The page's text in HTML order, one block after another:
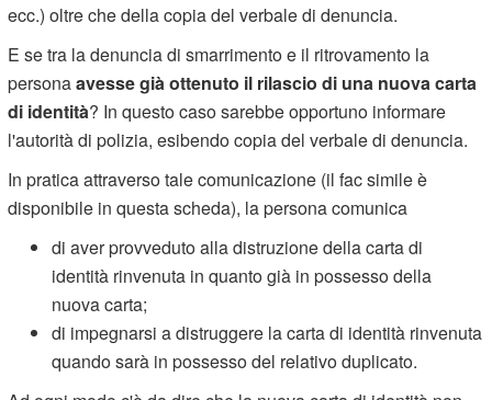
ecc.) oltre che della copia del verbale di denuncia.
E se tra la denuncia di smarrimento e il ritrovamento la
personaavesse già ottenuto il rilascio di una nuova carta
di identità? In questo caso sarebbe opportuno informare
l'autorità di polizia, esibendo copia del verbale di denuncia.
In pratica attraverso tale comunicazione (il fac simile è
disponibile in questa scheda), la persona comunica
di aver provveduto alla distruzione della carta di
identità rinvenuta in quanto già in possesso della
nuova carta;
di impegnarsi a distruggere la carta di identità rinvenuta
quando sarà in possesso del relativo duplicato.